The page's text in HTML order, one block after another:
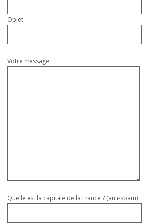
Objet
Votre message
Quelle est la capitale de la France ? (anti-spam)